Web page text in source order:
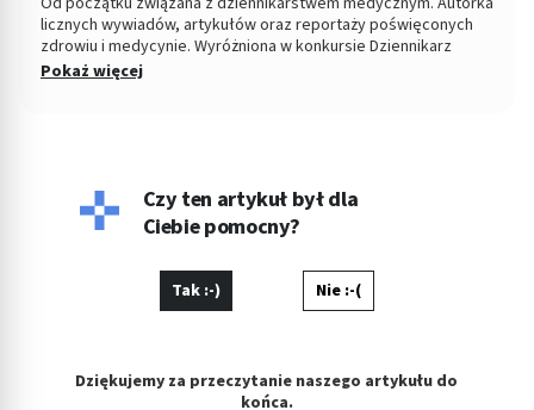
licznych wywiadów, artykułów oraz reportaży poświęconych
zdrowiu i medycynie. Wyróżniona w konkursie Dziennikarz
Medyczny Roku 2015 przez Stowarzyszenie Dziennikarze dla
Pokaż więcej
Czy ten artykuł był dla
Ciebie pomocny?
Tak :-) Nie :-(
Dziękujemy za przeczytanie naszego artykułu do
końca.